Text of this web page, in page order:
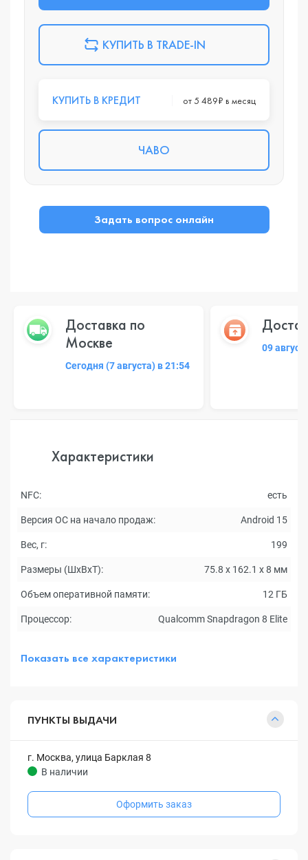
КУПИТЬ В TRADE-IN
КУПИТЬ В КРЕДИТ от 5 489₽ в месяц
ЧАВО
Задать вопрос онлайн
Доставка по
Москве
Сегодня (7 августа) в 21:54
09
Характеристики
NFC: есть
Версия ОС на начало продаж: Android 15
Вес, г: 199
Размеры (ШxВxТ): 75.8 x 162.1 x 8 мм
Объем оперативной памяти: 12 ГБ
Процессор: Qualcomm Snapdragon 8 Elite
Показать все характеристики
ПУНКТЫ ВЫДАЧИ
г. Москва, улица Барклая 8
В наличии
Оформить заказ